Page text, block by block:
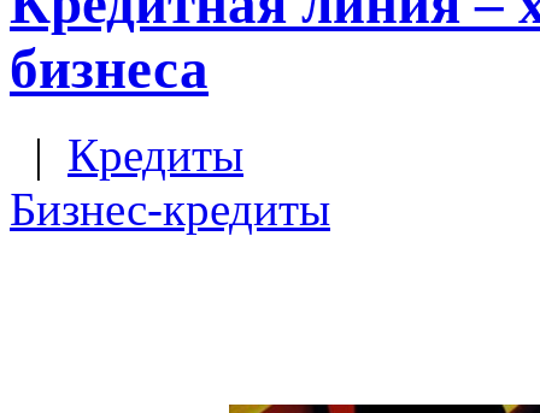
бизнеса
| Кредиты
Бизнес-кредиты